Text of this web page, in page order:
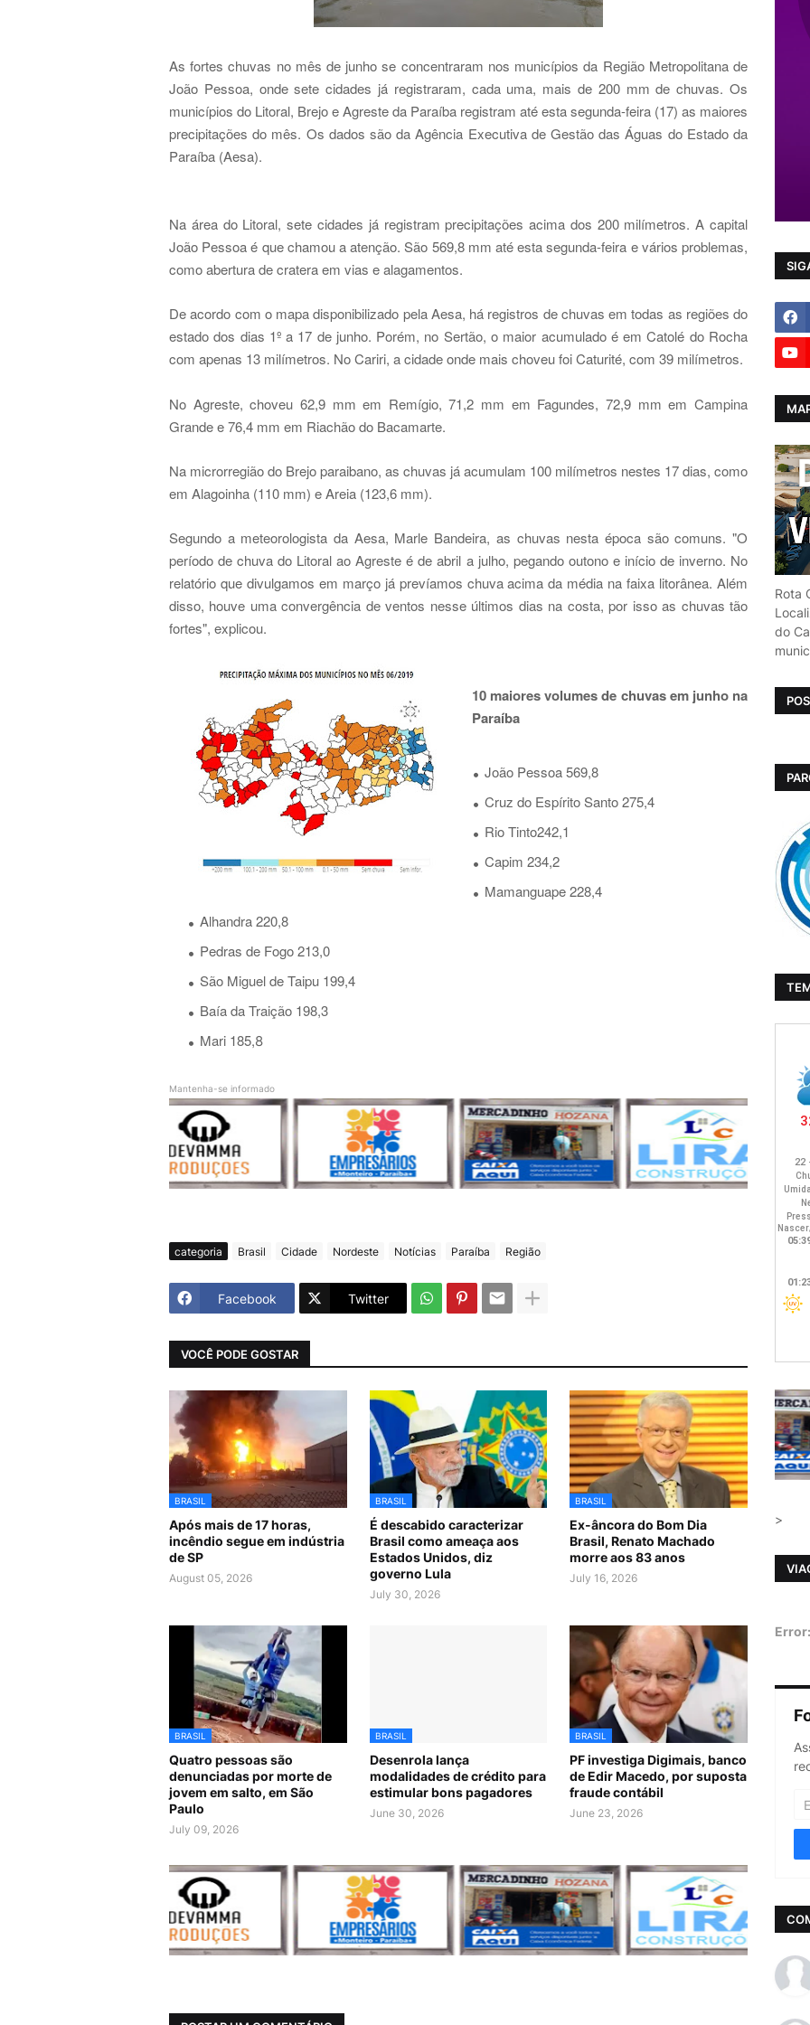
As fortes chuvas no mês de junho se concentraram nos municípios da Região Metropolitana de
João Pessoa, onde sete cidades já registraram, cada uma, mais de 200 mm de chuvas. Os
municípios do Litoral, Brejo e Agreste da Paraíba registram até esta segunda-feira (17) as maiores
precipitações do mês. Os dados são da Agência Executiva de Gestão das Águas do Estado da
Paraíba (Aesa).
Na área do Litoral, sete cidades já registram precipitações acima dos 200 milímetros. A capital
João Pessoa é que chamou a atenção. São 569,8 mm até esta segunda-feira e vários problemas,
como abertura de cratera em vias e alagamentos.
De acordo com o mapa disponibilizado pela Aesa, há registros de chuvas em todas as regiões do
estado dos dias 1º a 17 de junho. Porém, no Sertão, o maior acumulado é em Catolé do Rocha
com apenas 13 milímetros. No Cariri, a cidade onde mais choveu foi Caturité, com 39 milímetros.
No Agreste, choveu 62,9 mm em Remígio, 71,2 mm em Fagundes, 72,9 mm em Campina
Grande e 76,4 mm em Riachão do Bacamarte.
Na microrregião do Brejo paraibano, as chuvas já acumulam 100 milímetros nestes 17 dias, como
em Alagoinha (110 mm) e Areia (123,6 mm).
Segundo a meteorologista da Aesa, Marle Bandeira, as chuvas nesta época são comuns. "O
período de chuva do Litoral ao Agreste é de abril a julho, pegando outono e início de inverno. No
relatório que divulgamos em março já prevíamos chuva acima da média na faixa litorânea. Além
disso, houve uma convergência de ventos nesse últimos dias na costa, por isso as chuvas tão
fortes", explicou.
10 maiores volumes de chuvas em junho na
Paraíba
João Pessoa 569,8
Cruz do Espírito Santo 275,4
Rio Tinto242,1
Capim 234,2
Mamanguape 228,4
Alhandra 220,8
Pedras de Fogo 213,0
São Miguel de Taipu 199,4
Baía da Traição 198,3
Mari 185,8
Mantenha-se informado
categoria Brasil Cidade Nordeste Notícias Paraíba Região
Facebook Twitter
VOCÊ PODE GOSTAR
BRASIL
Após mais de 17 horas,
incêndio segue em indústria
de SP
August 05, 2026
BRASIL
É descabido caracterizar
Brasil como ameaça aos
Estados Unidos, diz
governo Lula
July 30, 2026
BRASIL
Ex-âncora do Bom Dia
Brasil, Renato Machado
morre aos 83 anos
July 16, 2026
BRASIL
Quatro pessoas são
denunciadas por morte de
jovem em salto, em São
Paulo
July 09, 2026
BRASIL
Desenrola lança
modalidades de crédito para
estimular bons pagadores
June 30, 2026
BRASIL
PF investiga Digimais, banco
de Edir Macedo, por suposta
fraude contábil
June 23, 2026
Rota
do
>
Error: